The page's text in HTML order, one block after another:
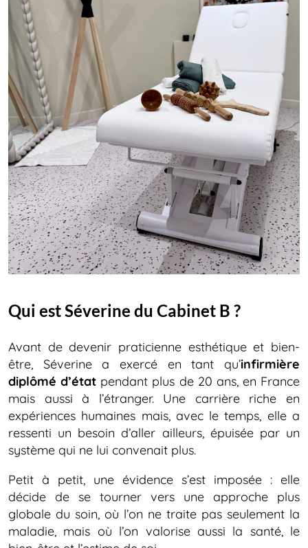
Qui est Séverine du Cabinet B ?
Avant de devenir praticienne esthétique et bien-
être, Séverine a exercé en tant qu’infirmière
diplômé d’état pendant plus de 20 ans, en France
mais aussi à l’étranger. Une carrière riche en
expériences humaines mais, avec le temps, elle a
ressenti un besoin d’aller ailleurs, épuisée par un
système qui ne lui convenait plus.
Petit à petit, une évidence s’est imposée : elle
décide de se tourner vers une approche plus
globale du soin, où l’on ne traite pas seulement la
maladie, mais où l’on valorise aussi la santé, le